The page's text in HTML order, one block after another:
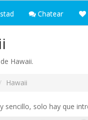
Chatear
Hawaii.
Hawaii
sencillo, solo hay que